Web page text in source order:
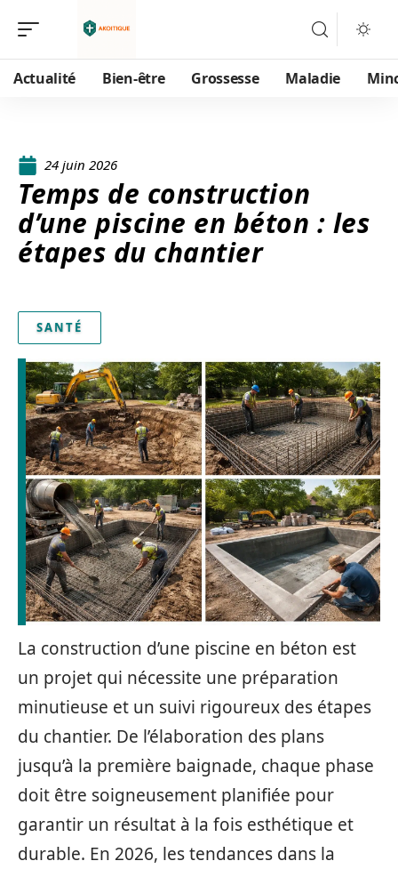
Actualité Bien-être Grossesse Maladie
24 juin 2026
Temps de construction
d’une piscine en béton : les
étapes du chantier
SANTÉ
La construction d’une piscine en béton est
un projet qui nécessite une préparation
minutieuse et un suivi rigoureux des étapes
du chantier. De l’élaboration des plans
jusqu’à la première baignade, chaque phase
doit être soigneusement planifiée pour
garantir un résultat à la fois esthétique et
durable. En 2026, les tendances dans la